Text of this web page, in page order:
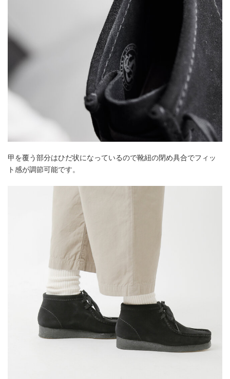
甲を覆う部分はひだ状になっているので靴紐の閉め具合でフィッ
ト感が調節可能です。